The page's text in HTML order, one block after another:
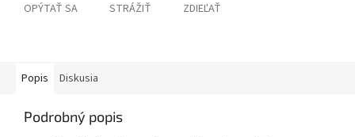
OPÝTAŤ SA STRÁŽIŤ ZDIEĽAŤ
Popis Diskusia
Podrobný popis